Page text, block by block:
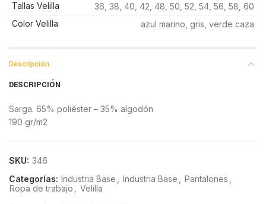
Tallas Velilla
36, 38, 40, 42, 48, 50, 52, 54, 56, 58, 60
Color Velilla
azul marino, gris, verde caza
Descripción
DESCRIPCIÓN
Sarga. 65% poliéster – 35% algodón
190 gr/m2
SKU: 346
Categorías: Industria Base Industria Base Pantalones
Ropa de trabajo
Velilla